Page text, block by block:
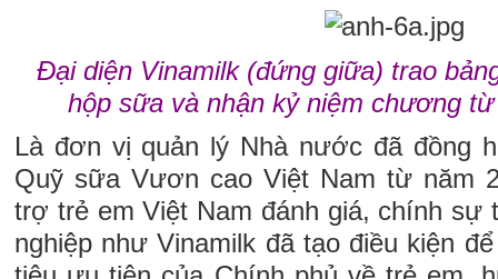
Đại diện Vinamilk (đứng giữa) trao
hộp sữa và nhận kỷ niệm chương
Là đơn vị quản lý Nhà nước đã đồng
Quỹ sữa Vươn cao Việt Nam từ năm
trợ trẻ em Việt Nam đánh giá, chính sự
nghiệp như Vinamilk đã tạo điều kiện